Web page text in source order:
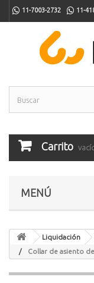
11-7003-2732 11-
Carrito
MENÚ
Liquidación
Collar de asiento